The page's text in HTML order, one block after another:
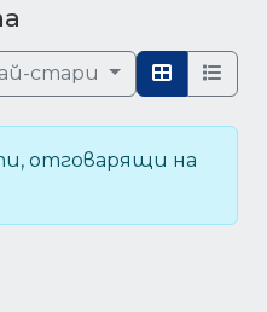
стари
отговарящи на